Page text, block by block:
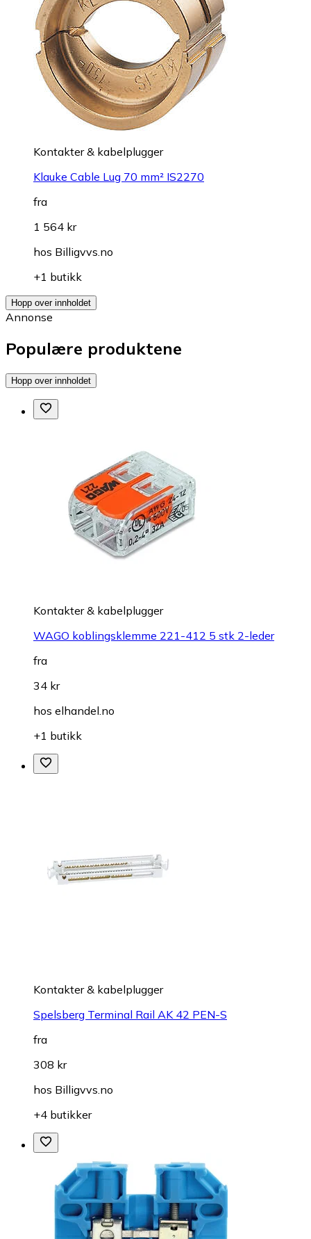
Kontakter & kabelplugger
Klauke Cable Lug 70 mm² IS2270
fra
1 564 kr
hos Billigvvs.no
+1 butikk
Hopp over innholdet
Annonse
Populære produktene
Hopp over innholdet
Kontakter & kabelplugger
WAGO koblingsklemme 221-412 5 stk 2-leder
fra
34 kr
hos elhandel.no
+1 butikk
Kontakter & kabelplugger
Spelsberg Terminal Rail AK 42 PEN-S
fra
308 kr
hos Billigvvs.no
+4 butikker